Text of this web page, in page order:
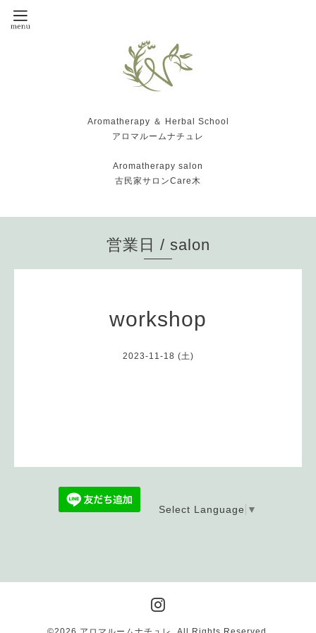
Aromatherapy ＆ Herbal School
アロマルームナチュレ
Aromatherapy salon
古民家サロンCare木
営業日 / salon
workshop
2023-11-18 (土)
Select Language ▼